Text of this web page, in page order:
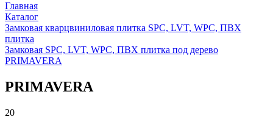
Главная
Каталог
Замковая кварцвиниловая плитка SPC, LVT, WPC, ПВХ
плитка
Замковая SPC, LVT, WPC, ПВХ плитка под дерево
PRIMAVERA
PRIMAVERA
20
Primavera Emilia SPC 5мм
Primavera Modena SPC 4.5 мм